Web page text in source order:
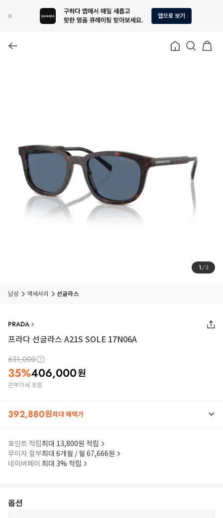
1/3
남성 액세서리 선글라스
PRADA
프라다 선글라스 A21S SOLE 17N06A
631,000
35%406,000원
관부가세 포함
392,880원최대 혜택가
포인트 적립최대 13,800원 적립
무이자 할부최대 6개월 / 월 67,666원
네이버페이 최대 3% 적립
옵션